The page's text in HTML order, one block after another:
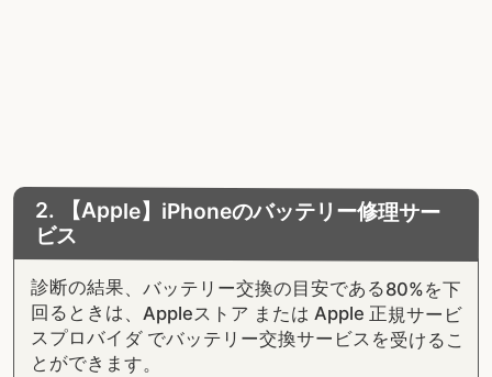
2. 【Apple】iPhoneのバッテリー修理サー
ビス
診断の結果、バッテリー交換の目安である80%を下
回るときは、Appleストア または Apple 正規サービ
スプロバイダ でバッテリー交換サービスを受けるこ
とができます。